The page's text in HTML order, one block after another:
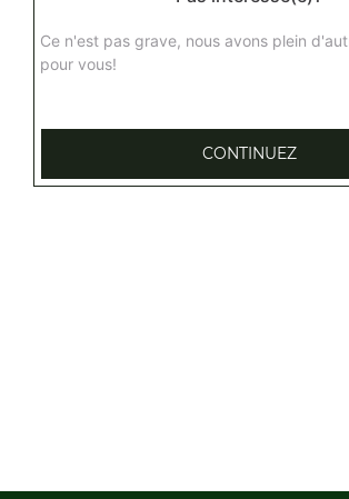
Nos
+
Ce n'est pas grave, nous avons plein
pour vous!
CONTINUEZ